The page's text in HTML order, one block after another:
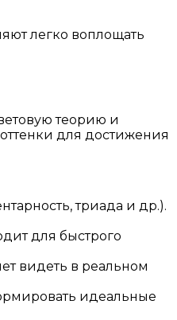
легко воплощать
теорию и
для достижения
триада и др.).
для быстрого
видеть в реальном
идеальные